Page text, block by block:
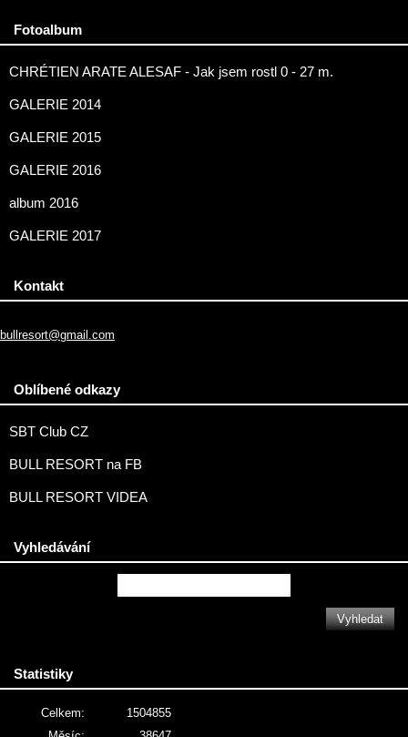
Fotoalbum
CHRÉTIEN ARATE ALESAF - Jak jsem rostl 0 - 27 m.
GALERIE 2014
GALERIE 2015
GALERIE 2016
album 2016
GALERIE 2017
Kontakt
bullresort@gmail.com
Oblíbené odkazy
SBT Club CZ
BULL RESORT na FB
BULL RESORT VIDEA
Vyhledávání
Statistiky
Celkem:
1504855